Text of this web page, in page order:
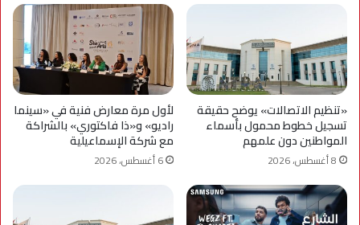
«تنظيم الاتصالات» يوضح حقيقة
تسجيل خطوط محمول بأسماء
المواطنين دون علمهم
8 أغسطس، 2026
لأول مرة معارض فنية في «سينما
راديو» و«ذا فاكتوري» بالشراكة
مع شركة الإسماعيلية
6 أغسطس، 2026